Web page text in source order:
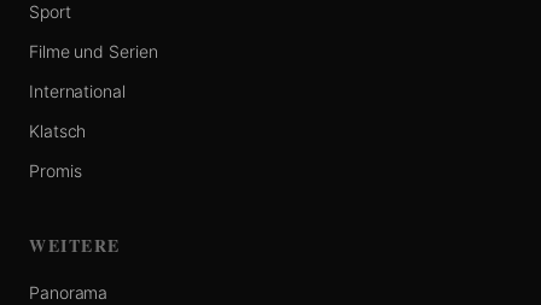
Sport
Filme und Serien
International
Klatsch
Promis
WEITERE
Panorama